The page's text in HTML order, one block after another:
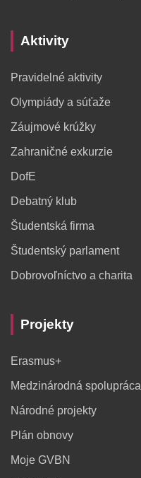
Aktivity
Pravidelné aktivity
Olympiády a súťaže
Záujmové krúžky
Zahraničné exkurzie
DofE
Debatný klub
Študentská firma
Študentský parlament
Dobrovoľníctvo a charita
Projekty
Erasmus+
Medzinárodná spolupráca
Národné projekty
Plán obnovy
Moje GVBN